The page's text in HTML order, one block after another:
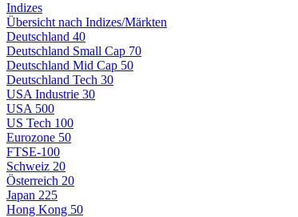
Indizes
Übersicht nach Indizes/Märkten
Deutschland 40
Deutschland Small Cap 70
Deutschland Mid Cap 50
Deutschland Tech 30
USA Industrie 30
USA 500
US Tech 100
Eurozone 50
FTSE-100
Schweiz 20
Österreich 20
Japan 225
Hong Kong 50